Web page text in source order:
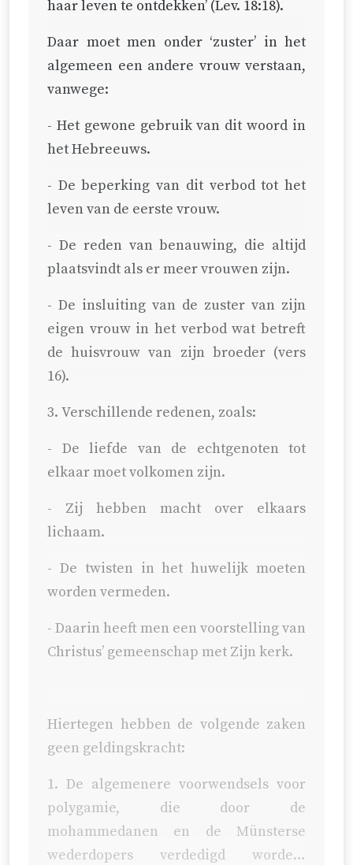
haar leven te ontdekken’ (Lev. 18:18).
Daar moet men onder ‘zuster’ in het
algemeen een andere vrouw verstaan,
vanwege:
- Het gewone gebruik van dit woord in
het Hebreeuws.
- De beperking van dit verbod tot het
leven van de eerste vrouw.
- De reden van benauwing, die altijd
plaatsvindt als er meer vrouwen zijn.
- De insluiting van de zuster van zijn
eigen vrouw in het verbod wat betreft
de huisvrouw van zijn broeder (vers
16).
3. Verschillende redenen, zoals:
- De liefde van de echtgenoten tot
elkaar moet volkomen zijn.
- Zij hebben macht over elkaars
lichaam.
- De twisten in het huwelijk moeten
worden vermeden.
- Daarin heeft men een voorstelling van
Christus’ gemeenschap met Zijn kerk.
Hiertegen hebben de volgende zaken
geen geldingskracht:
1. De algemenere voorwendsels voor
polygamie, die door de
mohammedanen en de Münsterse
wederdopers verdedigd worden.